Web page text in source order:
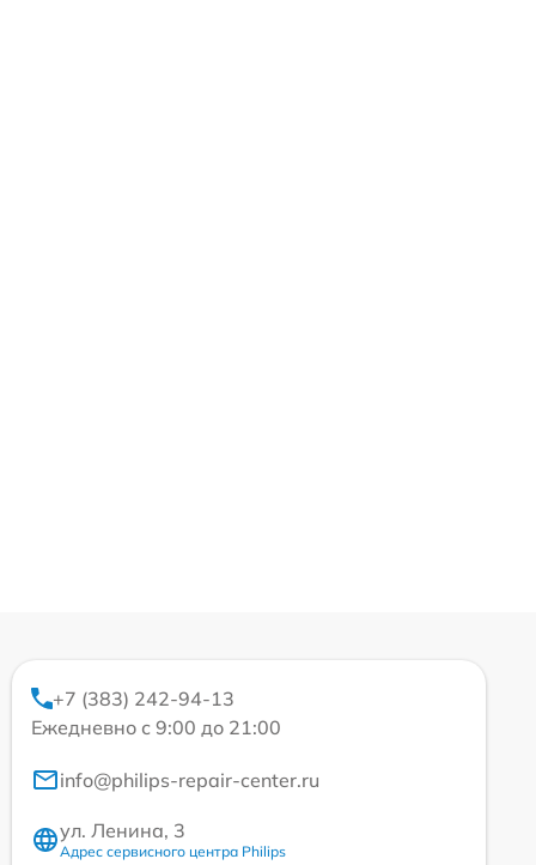
+7 (383) 242-94-13
Ежедневно с 9:00 до 21:00
info@philips-repair-center.ru
ул. Ленина, 3
Адрес сервисного центра Philips